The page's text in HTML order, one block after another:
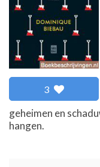
3
geheimen en
hangen.